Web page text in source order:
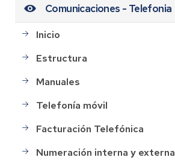
Comunicaciones - Telefonia
Inicio
Estructura
Manuales
Telefonía móvil
Facturación Telefónica
Numeración interna y externa